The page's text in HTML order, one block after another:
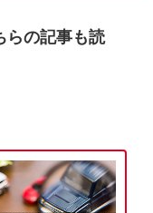
らの記事も読